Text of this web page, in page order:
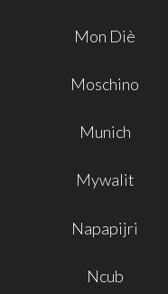
Mon Diè
Moschino
Munich
Mywalit
Napapijri
Ncub